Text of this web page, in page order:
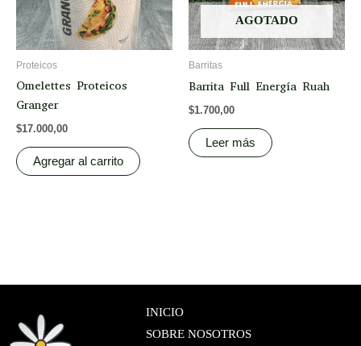
Proteicos
Omelettes Proteicos
Granger
$17.000,00
Agregar al carrito
AGOTADO
Barritas
Barrita Full Energía Ruah
$1.700,00
Leer más
INICIO
SOBRE NOSOTROS